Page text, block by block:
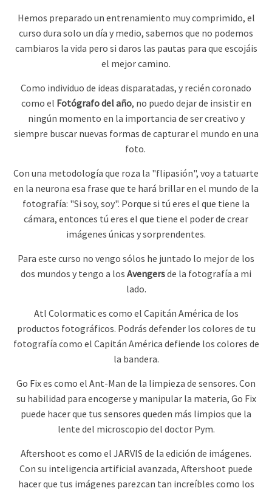
Hemos preparado un entrenamiento muy comprimido, el
curso dura solo un día y medio, sabemos que no podemos
cambiaros la vida pero si daros las pautas para que escojáis
el mejor camino.
Como individuo de ideas disparatadas, y recién coronado
como el Fotógrafo del año, no puedo dejar de insistir en
ningún momento en la importancia de ser creativo y
siempre buscar nuevas formas de capturar el mundo en una
foto.
Con una metodología que roza la "flipasión", voy a tatuarte
en la neurona esa frase que te hará brillar en el mundo de la
fotografía: "Si soy, soy". Porque si tú eres el que tiene la
cámara, entonces tú eres el que tiene el poder de crear
imágenes únicas y sorprendentes.
Para este curso no vengo sólos he juntado lo mejor de los
dos mundos y tengo a los Avengersde la fotografía a mi
lado.
Atl Colormatic es como el Capitán América de los
productos fotográficos. Podrás defender los colores de tu
fotografía como el Capitán América defiende los colores de
la bandera.
Go Fix es como el Ant-Man de la limpieza de sensores. Con
su habilidad para encogerse y manipular la materia, Go Fix
puede hacer que tus sensores queden más limpios que la
lente del microscopio del doctor Pym.
Aftershoot es como el JARVIS de la edición de imágenes.
Con su inteligencia artificial avanzada, Aftershoot puede
hacer que tus imágenes parezcan tan increíbles como los